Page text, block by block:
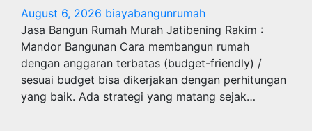
August 6, 2026 biayabangunrumah
Jasa Bangun Rumah Murah Jatibening Rakim :
Mandor Bangunan Cara membangun rumah
dengan anggaran terbatas (budget-friendly) /
sesuai budget bisa dikerjakan dengan perhitungan
yang baik. Ada strategi yang matang sejak…